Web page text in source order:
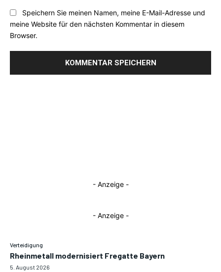
- Anzeige -
- Anzeige -
Verteidigung
Rheinmetall modernisiert Fregatte Bayern
5. August 2026
Speichern Sie meinen Namen, meine E-Mail-Adresse und
meine Website für den nächsten Kommentar in diesem
Browser.